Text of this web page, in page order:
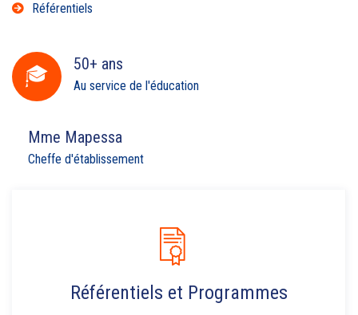
Référentiels
50+ ans
Au service de l'éducation
Mme Mapessa
Cheffe d'établissement
Référentiels et Programmes